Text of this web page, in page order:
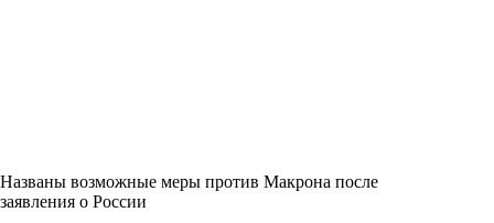
Названы возможные меры против Макрона после
заявления о России